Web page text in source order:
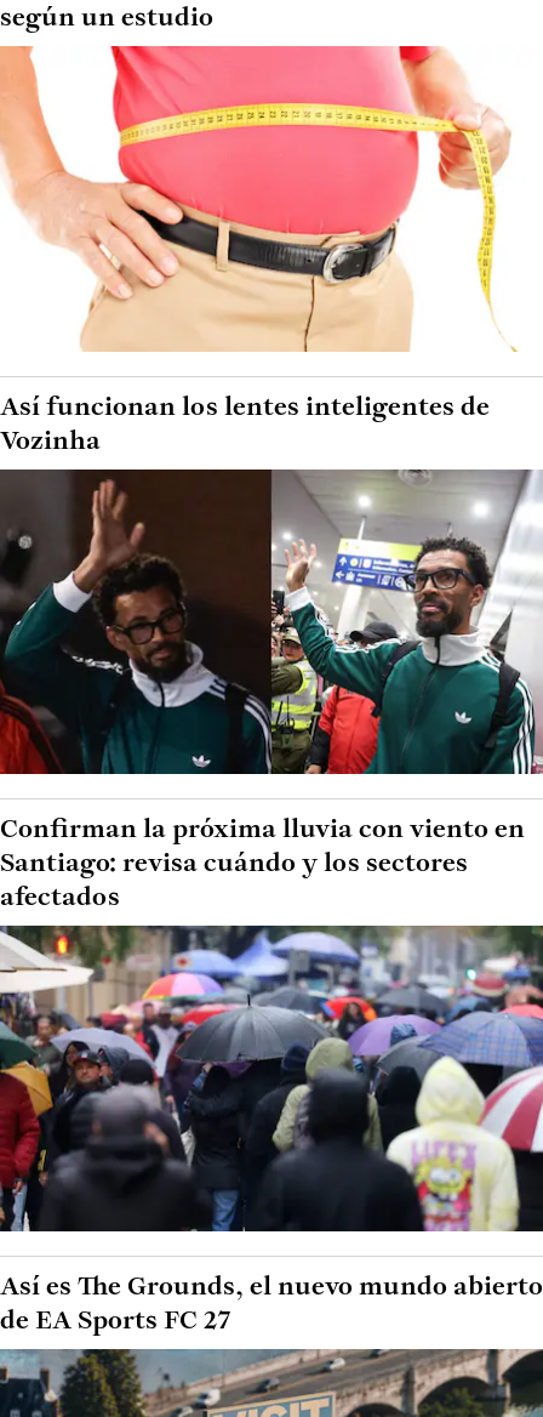
según un estudio
Así funcionan los lentes inteligentes de
Vozinha
Confirman la próxima lluvia con viento en
Santiago: revisa cuándo y los sectores
afectados
Así es The Grounds, el nuevo mundo abierto
de EA Sports FC 27